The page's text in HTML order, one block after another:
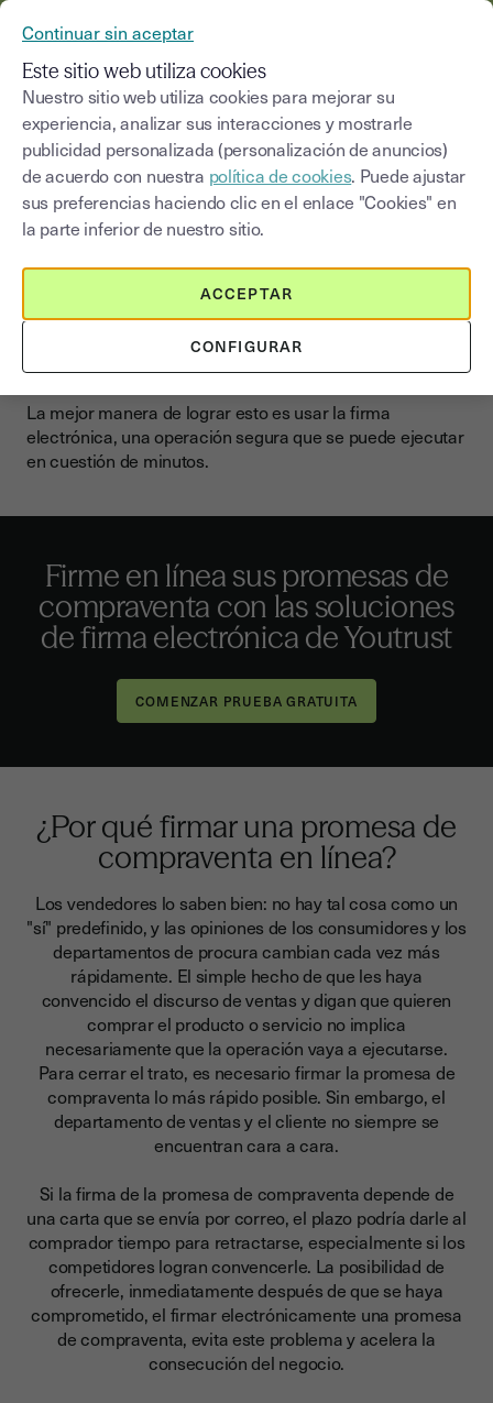
La firma electrónica para su
promesa de compraventa
El mero hecho de convencer a un cliente potencial para
que compre un bien o servicio ya representa un éxito
para un equipo de ventas. Pero existe algo aún mejor,
que es obtener lo antes posible la firma de un contrato de
La mejor manera de lograr esto es usar la firma
electrónica, una operación segura que se puede ejecutar
en cuestión de minutos.
Firme en línea sus promesas de
compraventa con las soluciones
de firma electrónica de Youtrust
¿Por qué firmar una promesa de
compraventa en línea?
Los vendedores lo saben bien: no hay tal cosa como un
"sí" predefinido, y las opiniones de los consumidores y los
departamentos de procura cambian cada vez más
rápidamente. El simple hecho de que les haya
convencido el discurso de ventas y digan que quieren
comprar el producto o servicio no implica
necesariamente que la operación vaya a ejecutarse.
Para cerrar el trato, es necesario firmar la promesa de
compraventa lo más rápido posible. Sin embargo, el
departamento de ventas y el cliente no siempre se
encuentran cara a cara.
Si la firma de la promesa de compraventa depende de
una carta que se envía por correo,el plazo podría darle al
comprador tiempo para retractarse, especialmente si los
competidores logran convencerle. La posibilidad de
ofrecerle, inmediatamente después de que se haya
comprometido, el firmar electrónicamente una promesa
de compraventa, evita este problema y acelera la
consecución del negocio.
Continuar sin aceptar
Este sitio web utiliza cookies
Nuestro sitio web utiliza cookies para mejorar su
experiencia, analizar sus interacciones y mostrarle
publicidad personalizada (personalización de anuncios)
de acuerdo con nuestra política de cookies. Puede ajustar
sus preferencias haciendo clic en el enlace "Cookies" en
la parte inferior de nuestro sitio.
CONFIGURAR
ACCEPTAR